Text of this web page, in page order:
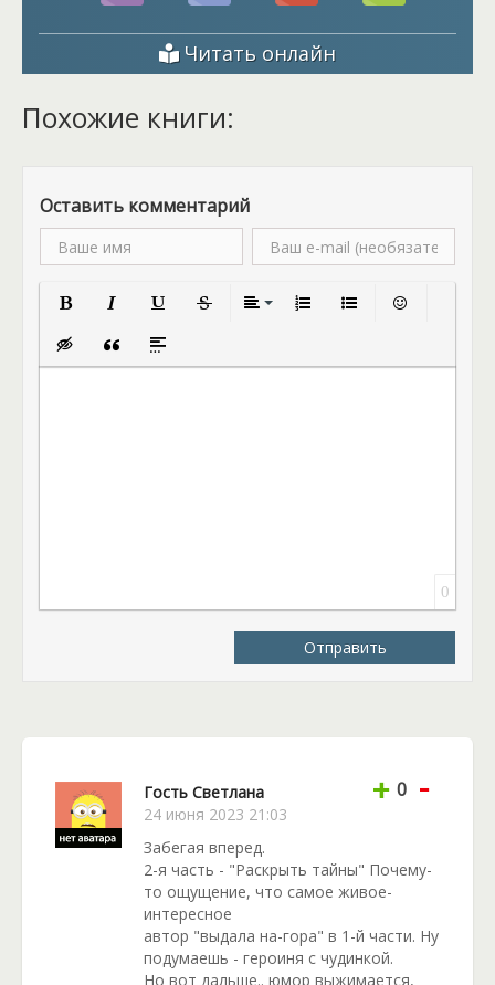
Читать онлайн
Похожие книги:
Оставить комментарий
Полужирный Подчеркнутый
Вставка скрытого текста
Вставка цитаты
Вставка спойлера
0
Отправить
Гость Светлана
24 июня 2023 21:03
+ 0 -
Забегая вперед.
2-я часть - "Раскрыть тайны" Почему-
то ощущение, что самое живое-
интересное
автор "выдала на-гора" в 1-й части. Ну
подумаешь - героиня с чудинкой.
Но вот дальше.. юмор выжимается,